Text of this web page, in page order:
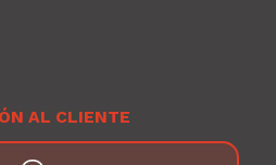
AL CLIENTE